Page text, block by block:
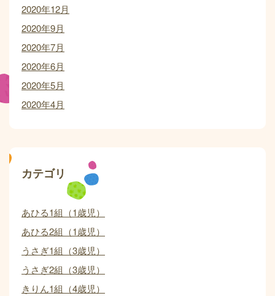
2020年12月
2020年9月
2020年7月
2020年6月
2020年5月
2020年4月
カテゴリ
あひる1組（1歳児）
あひる2組（1歳児）
うさぎ1組（3歳児）
うさぎ2組（3歳児）
きりん1組（4歳児）